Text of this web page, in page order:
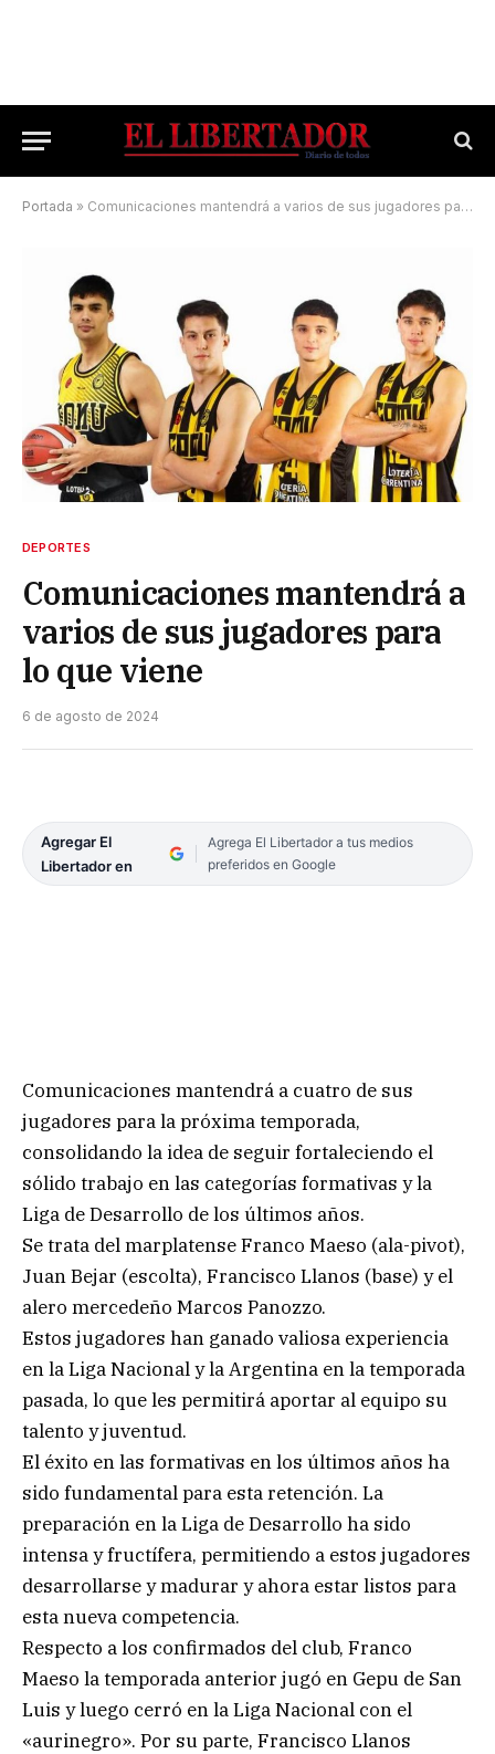
Portada » Comunicaciones mantendrá a varios de sus jugadores para lo que viene
DEPORTES
Comunicaciones mantendrá a
varios de sus jugadores para
lo que viene
6 de agosto de 2024
Agregar El
Libertador en
Agrega El Libertador a tus medios
preferidos en Google
Comunicaciones mantendrá a cuatro de sus
jugadores para la próxima temporada,
consolidando la idea de seguir fortaleciendo el
sólido trabajo en las categorías formativas y la
Liga de Desarrollo de los últimos años.
Se trata del marplatense Franco Maeso (ala-pivot),
Juan Bejar (escolta), Francisco Llanos (base) y el
alero mercedeño Marcos Panozzo.
Estos jugadores han ganado valiosa experiencia
en la Liga Nacional y la Argentina en la temporada
pasada, lo que les permitirá aportar al equipo su
talento y juventud.
El éxito en las formativas en los últimos años ha
sido fundamental para esta retención. La
preparación en la Liga de Desarrollo ha sido
intensa y fructífera, permitiendo a estos jugadores
desarrollarse y madurar y ahora estar listos para
esta nueva competencia.
Respecto a los confirmados del club, Franco
Maeso la temporada anterior jugó en Gepu de San
Luis y luego cerró en la Liga Nacional con el
«aurinegro». Por su parte, Francisco Llanos